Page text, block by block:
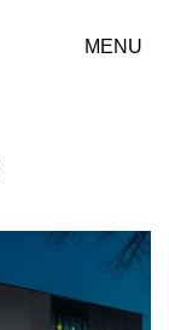
MENU